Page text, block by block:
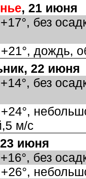
, 21 июня
без
дождь,
22 июня
без
м/с
июня
без